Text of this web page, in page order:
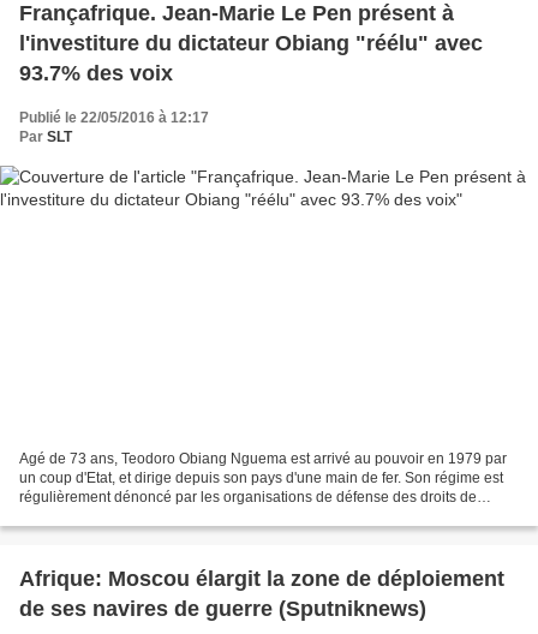
Françafrique. Jean-Marie Le Pen présent à
l'investiture du dictateur Obiang "réélu" avec
93.7% des voix
Publié le 22/05/2016 à 12:17
Par SLT
Agé de 73 ans, Teodoro Obiang Nguema est arrivé au pouvoir en 1979 par
un coup d'Etat, et dirige depuis son pays d'une main de fer. Son régime est
régulièrement dénoncé par les organisations de défense des droits de
Afrique: Moscou élargit la zone de déploiement
de ses navires de guerre (Sputniknews)